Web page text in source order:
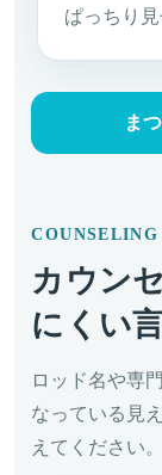
ぱっちり
ま
COUNSELING
カウン
にくい
ロッド名や専
なっている見
えてください。